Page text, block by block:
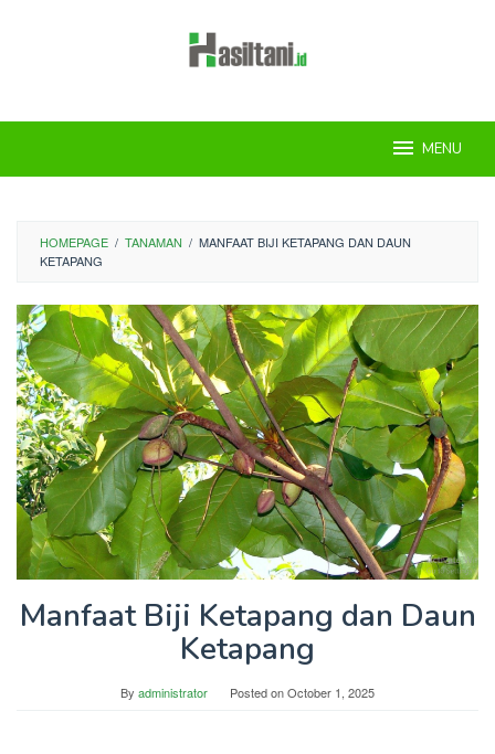
MENU
HOMEPAGE / TANAMAN / MANFAAT BIJI KETAPANG DAN DAUN
KETAPANG
Manfaat Biji Ketapang dan Daun
Ketapang
By administrator Posted onOctober 1, 2025